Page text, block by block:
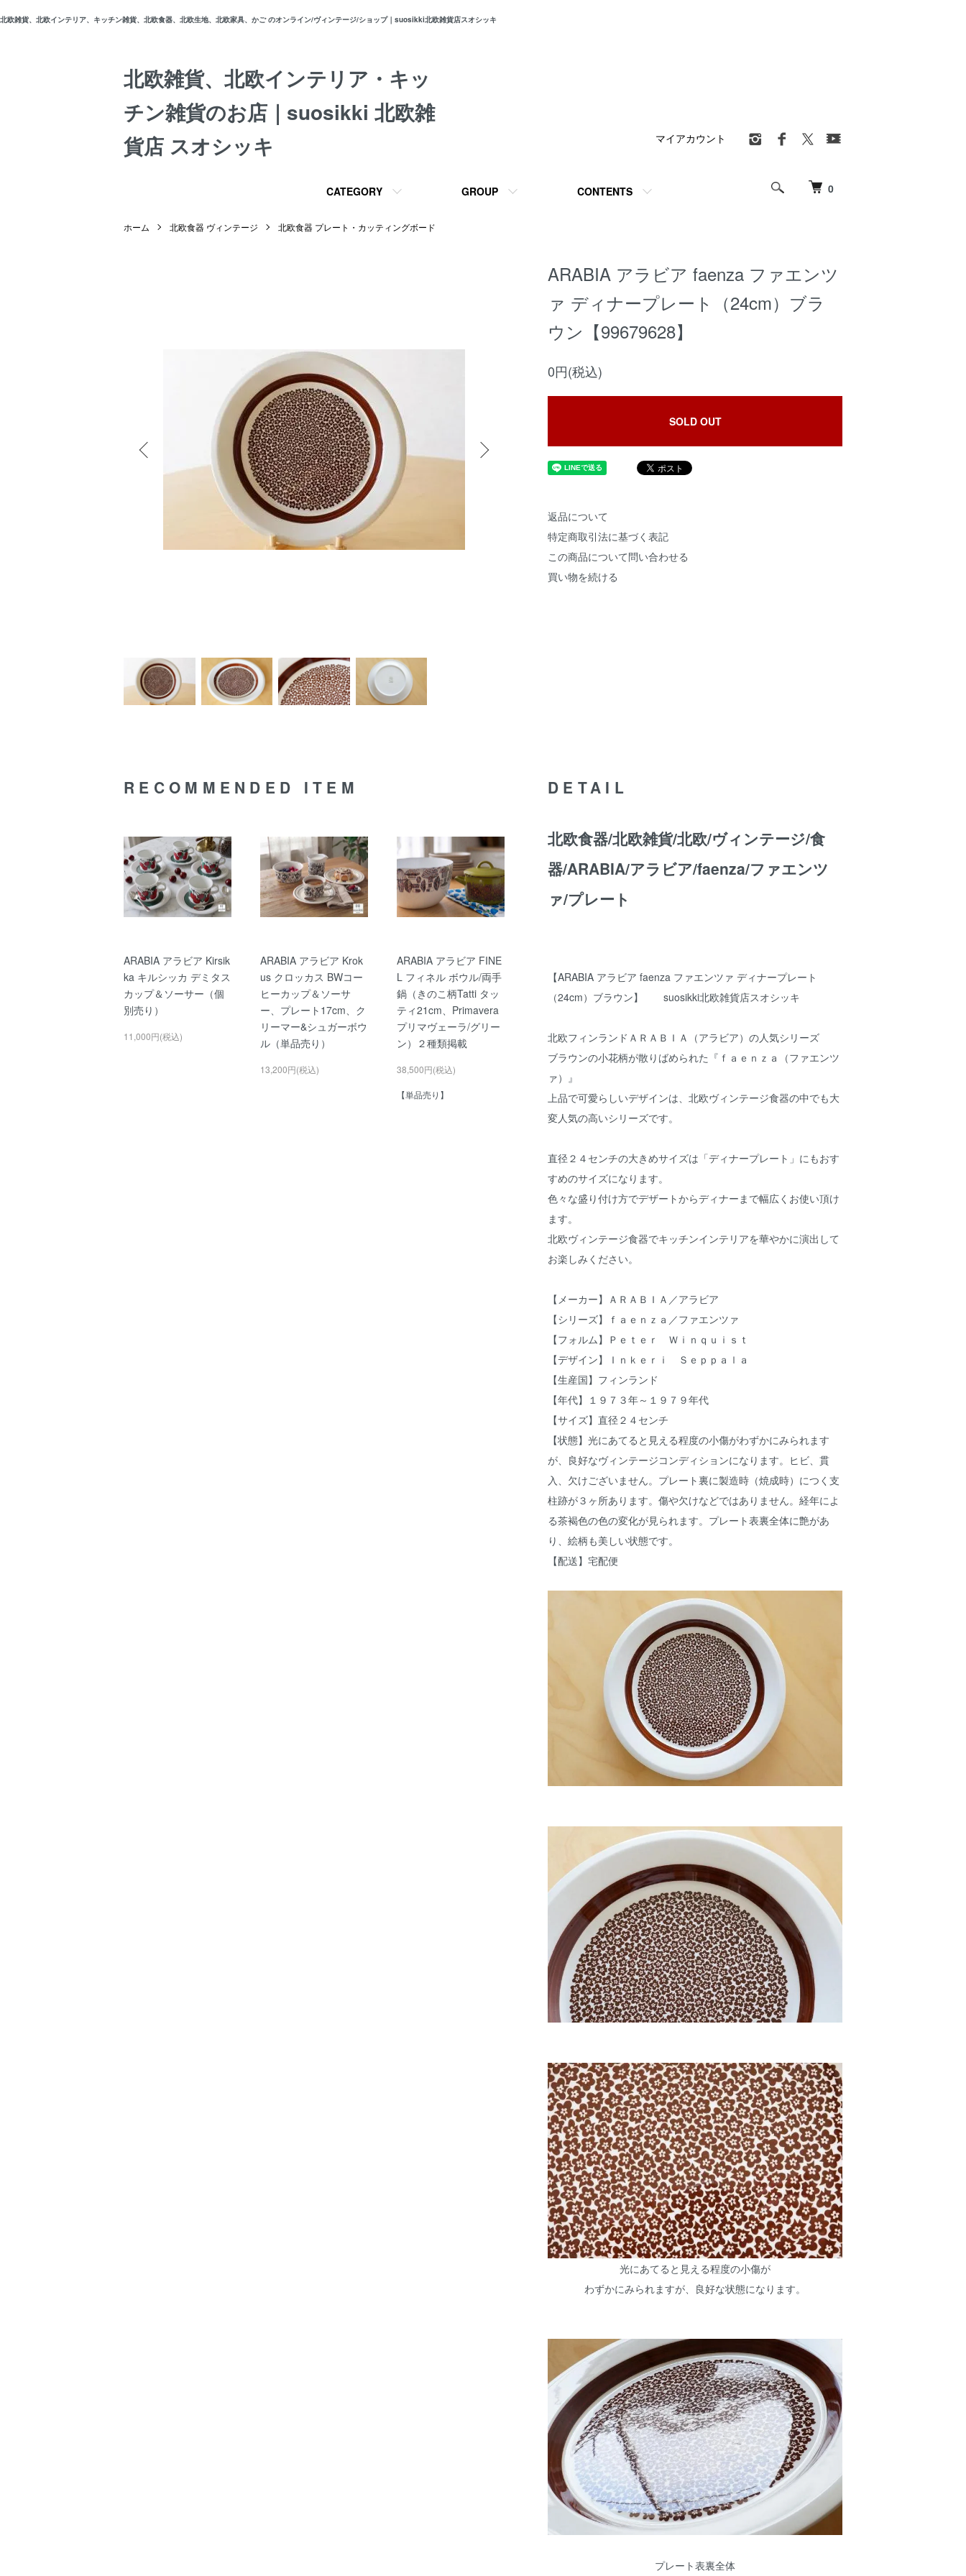
北欧雑貨、北欧インテリア、キッチン雑貨、北欧食器、北欧生地、北欧家具、かご のオンライン/ヴィンテージ/ショップ｜suosikki北欧雑貨店スオシッキ
北欧雑貨、北欧インテリア・キッ
チン雑貨のお店｜suosikki 北欧雑
貨店 スオシッキ
0
CATEGORY GROUP CONTENTS
マイアカウント
ホーム 北欧食器 ヴィンテージ 北欧食器 プレート・カッティングボード
ARABIA アラビア faenza ファエンツ
ァ ディナープレート（24cm）ブラ
ウン【99679628】
0円(税込)
SOLD OUT
返品について
特定商取引法に基づく表記
この商品について問い合わせる
買い物を続ける
DETAIL
北欧食器/北欧雑貨/北欧/ヴィンテージ/食
器/ARABIA/アラビア/faenza/ファエンツ
ァ/プレート
【ARABIA アラビア faenza ファエンツァ ディナープレート
（24cm）ブラウン】 suosikki北欧雑貨店スオシッキ
北欧フィンランドＡＲＡＢＩＡ（アラビア）の人気シリーズ
ブラウンの小花柄が散りばめられた『ｆａｅｎｚａ（ファエンツ
ァ）』
上品で可愛らしいデザインは、北欧ヴィンテージ食器の中でも大
変人気の高いシリーズです。
直径２４センチの大きめサイズは「ディナープレート」にもおす
すめのサイズになります。
色々な盛り付け方でデザートからディナーまで幅広くお使い頂け
ます。
北欧ヴィンテージ食器でキッチンインテリアを華やかに演出して
お楽しみください。
【メーカー】ＡＲＡＢＩＡ／アラビア
【シリーズ】ｆａｅｎｚａ／ファエンツァ
【フォルム】Ｐｅｔｅｒ Ｗｉｎｑｕｉｓｔ
【デザイン】Ｉｎｋｅｒｉ Ｓｅｐｐａｌａ
【生産国】フィンランド
【年代】１９７３年～１９７９年代
【サイズ】直径２４センチ
【状態】光にあてると見える程度の小傷がわずかにみられます
が、良好なヴィンテージコンディションになります。ヒビ、貫
入、欠けございません。プレート裏に製造時（焼成時）につく支
柱跡が３ヶ所あります。傷や欠けなどではありません。経年によ
る茶褐色の色の変化が見られます。プレート表裏全体に艶があ
り、絵柄も美しい状態です。
【配送】宅配便
光にあてると見える程度の小傷が
わずかにみられますが、良好な状態になります。
プレート表裏全体
RECOMMENDED ITEM
ARABIA アラビア Kirsik
ka キルシッカ デミタス
カップ＆ソーサー（個
別売り）
11,000円(税込)
ARABIA アラビア Krok
us クロッカス BWコー
ヒーカップ＆ソーサ
ー、プレート17cm、ク
リーマー&シュガーボウ
ル（単品売り）
13,200円(税込)
ARABIA アラビア FINE
L フィネル ボウル/両手
鍋（きのこ柄Tatti タッ
ティ21cm、Primavera
プリマヴェーラ/グリー
ン）２種類掲載
38,500円(税込)
【単品売り】